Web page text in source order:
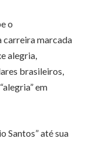
o
carreira marcada
alegria,
brasileiros,
em
Santos” até sua